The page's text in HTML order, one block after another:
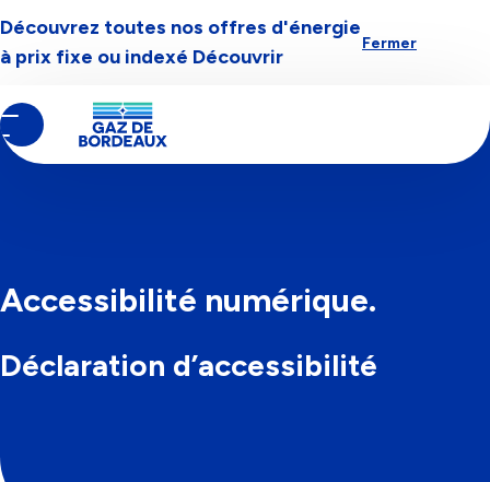
Aller à la navigation Aller au contenuAller au pied-de-page
Découvrez toutes nos offres d'énergie
à prix fixe ou indexé Découvrir
Fermer
Contenu
principal
d'Ariane
Accueil
Accessibilité numérique.
Déclaration d’accessibilité